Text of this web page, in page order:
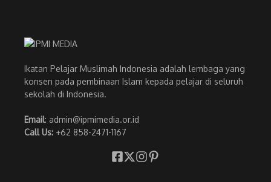
Ikatan Pelajar Muslimah Indonesia adalah lembaga yang
konsen pada pembinaan Islam kepada pelajar di seluruh
sekolah di Indonesia.
Email: admin@ipmimedia.or.id
Call Us: +62 858-2471-1167